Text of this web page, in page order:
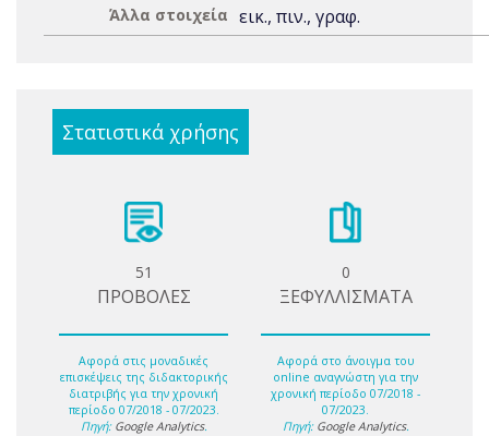
Άλλα στοιχεία εικ., πιν., γραφ.
Στατιστικά χρήσης
51
ΠΡΟΒΟΛΕΣ
Αφορά στις μοναδικές
επισκέψεις της διδακτορικής
διατριβής για την χρονική
περίοδο 07/2018 - 07/2023.
Πηγή: Google Analytics.
0
ΞΕΦΥΛΛΙΣΜΑΤΑ
Αφορά στο άνοιγμα του
online αναγνώστη για την
χρονική περίοδο 07/2018 -
07/2023.
Πηγή: Google Analytics.